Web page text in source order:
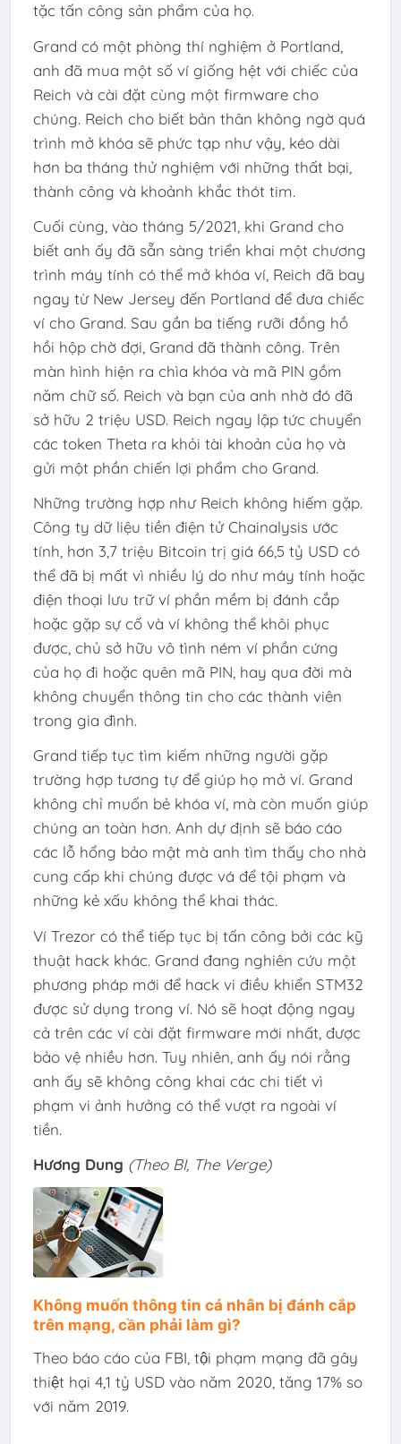
tặc tấn công sản phẩm của họ.
Grand có một phòng thí nghiệm ở Portland,
anh đã mua một số ví giống hệt với chiếc của
Reich và cài đặt cùng một firmware cho
chúng. Reich cho biết bản thân không ngờ quá
trình mở khóa sẽ phức tạp như vậy, kéo dài
hơn ba tháng thử nghiệm với những thất bại,
thành công và khoảnh khắc thót tim.
Cuối cùng, vào tháng 5/2021, khi Grand cho
biết anh ấy đã sẵn sàng triển khai một chương
trình máy tính có thể mở khóa ví, Reich đã bay
ngay từ New Jersey đến Portland để đưa chiếc
ví cho Grand. Sau gần ba tiếng rưỡi đồng hồ
hồi hộp chờ đợi, Grand đã thành công. Trên
màn hình hiện ra chìa khóa và mã PIN gồm
năm chữ số. Reich và bạn của anh nhờ đó đã
sở hữu 2 triệu USD. Reich ngay lập tức chuyển
các token Theta ra khỏi tài khoản của họ và
gửi một phần chiến lợi phẩm cho Grand.
Những trường hợp như Reich không hiếm gặp.
Công ty dữ liệu tiền điện tử Chainalysis ước
tính, hơn 3,7 triệu Bitcoin trị giá 66,5 tỷ USD có
thể đã bị mất vì nhiều lý do như máy tính hoặc
điện thoại lưu trữ ví phần mềm bị đánh cắp
hoặc gặp sự cố và ví không thể khôi phục
được, chủ sở hữu vô tình ném ví phần cứng
của họ đi hoặc quên mã PIN, hay qua đời mà
không chuyển thông tin cho các thành viên
trong gia đình.
Grand tiếp tục tìm kiếm những người gặp
trường hợp tương tự để giúp họ mở ví. Grand
không chỉ muốn bẻ khóa ví, mà còn muốn giúp
chúng an toàn hơn. Anh dự định sẽ báo cáo
các lỗ hổng bảo mật mà anh tìm thấy cho nhà
cung cấp khi chúng được vá để tội phạm và
những kẻ xấu không thể khai thác.
Ví Trezor có thể tiếp tục bị tấn công bởi các kỹ
thuật hack khác. Grand đang nghiên cứu một
phương pháp mới để hack vi điều khiển STM32
được sử dụng trong ví. Nó sẽ hoạt động ngay
cả trên các ví cài đặt firmware mới nhất, được
bảo vệ nhiều hơn. Tuy nhiên, anh ấy nói rằng
anh ấy sẽ không công khai các chi tiết vì
phạm vi ảnh hưởng có thể vượt ra ngoài ví
tiền.
Hương Dung (Theo BI, The Verge)
Không muốn thông tin cá nhân bị đánh cắp
trên mạng, cần phải làm gì?
Theo báo cáo của FBI, tội phạm mạng đã gây
thiệt hại 4,1 tỷ USD vào năm 2020, tăng 17% so
với năm 2019.